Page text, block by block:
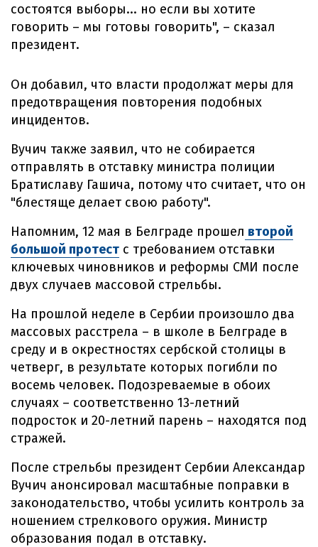
состоятся выборы... но если вы хотите
говорить – мы готовы говорить", – сказал
президент.
Он добавил, что власти продолжат меры для
предотвращения повторения подобных
инцидентов.
Вучич также заявил, что не собирается
отправлять в отставку министра полиции
Братиславу Гашича, потому что считает, что он
"блестяще делает свою работу".
Напомним, 12 мая в Белграде прошел второй
большой протест с требованием отставки
ключевых чиновников и реформы СМИ после
двух случаев массовой стрельбы.
На прошлой неделе в Сербии произошло два
массовых расстрела – в школе в Белграде в
среду и в окрестностях сербской столицы в
четверг, в результате которых погибли по
восемь человек. Подозреваемые в обоих
случаях – соответственно 13-летний
подросток и 20-летний парень – находятся под
стражей.
После стрельбы президент Сербии Александар
Вучич анонсировал масштабные поправки в
законодательство, чтобы усилить контроль за
ношением стрелкового оружия. Министр
образования подал в отставку.